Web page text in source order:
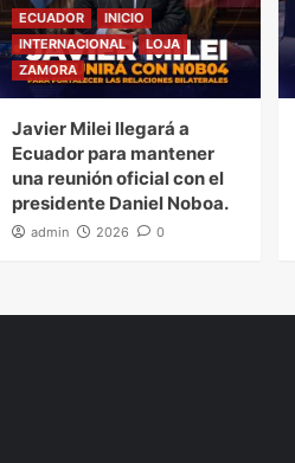
ECUADOR
INICIO
INTERNACIONAL
LOJA
ZAMORA
Javier Milei llegará a
Ecuador para mantener
una reunión oficial con el
presidente Daniel Noboa.
admin 2026 0